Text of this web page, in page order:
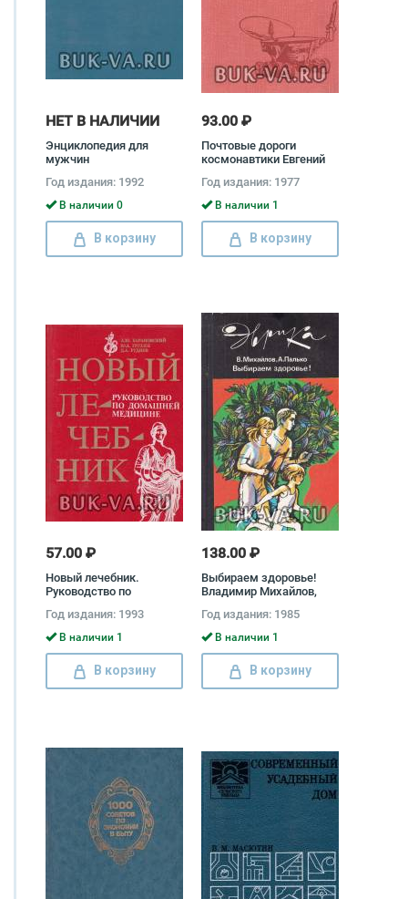
НЕТ В НАЛИЧИИ
Энциклопедия для
мужчин
Год издания: 1992
В наличии 0
В корзину
93.00 ₽
Почтовые дороги
космонавтики Евгений
Год издания: 1977
В наличии 1
В корзину
57.00 ₽
Новый лечебник.
Руководство по
Андрей Барановский,
Юрий Грухин, Дмитрий
Руднев
Год издания: 1993
В наличии 1
В корзину
138.00 ₽
Выбираем здоровье!
Владимир Михайлов,
Год издания: 1985
В наличии 1
В корзину